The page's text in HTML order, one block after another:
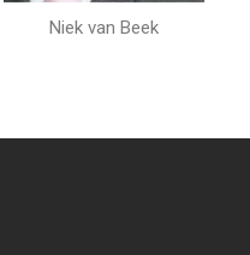
Niek van Beek